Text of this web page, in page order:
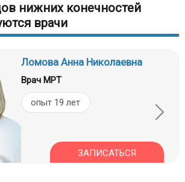
нижних конечностей
врачи
Ломова Анна Николаевна
Врач МРТ
опыт 19 лет
ЗАПИСАТЬСЯ